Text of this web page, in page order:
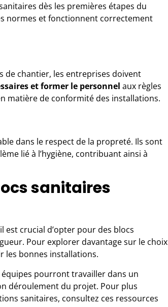
dès les premières étapes du
normes et fonctionnent correctement
de chantier, les entreprises doivent
et former le personnel aux règles
matière de conformité des installations.
dans le respect de la propreté. Ils sont
lié à l’hygiène, contribuant ainsi à
sanitaires
crucial d’opter pour des blocs
Pour explorer davantage sur le choix
les bonnes installations.
pourront travailler dans un
déroulement du projet. Pour plus
sanitaires, consultez ces ressources